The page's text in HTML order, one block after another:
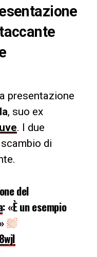
presentazione
, suo ex
. I due
di
del
: «È un esempio